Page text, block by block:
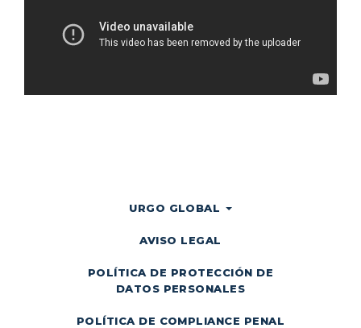
URGO GLOBAL
AVISO LEGAL
POLÍTICA DE PROTECCIÓN DE
DATOS PERSONALES
POLÍTICA DE COMPLIANCE PENAL